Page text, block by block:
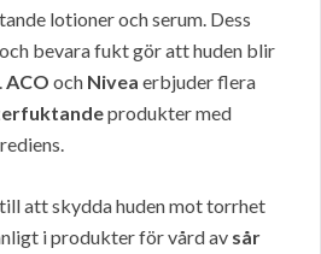
lotioner och serum. Dess
bevara fukt gör att huden blir
ACO och Nivea erbjuder flera
produkter med
att skydda huden mot torrhet
i produkter för vård av sår